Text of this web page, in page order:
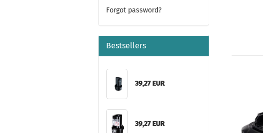
Forgot password?
Bestsellers
39,27 EUR
39,27 EUR